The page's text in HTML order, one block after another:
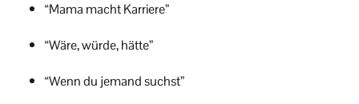
“Mama macht Karriere”
“Wäre, würde, hätte”
“Wenn du jemand suchst”